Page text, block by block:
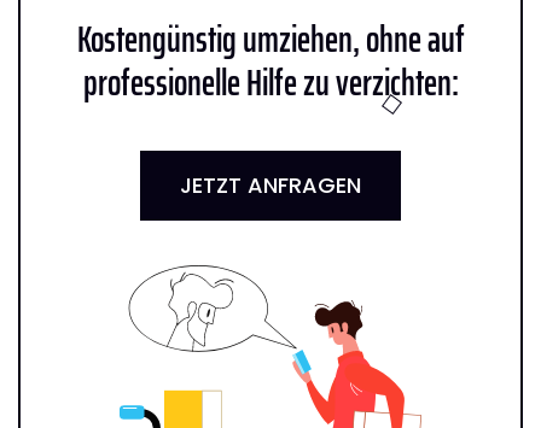
Kostengünstig umziehen, ohne auf
professionelle Hilfe zu verzichten:
JETZT ANFRAGEN